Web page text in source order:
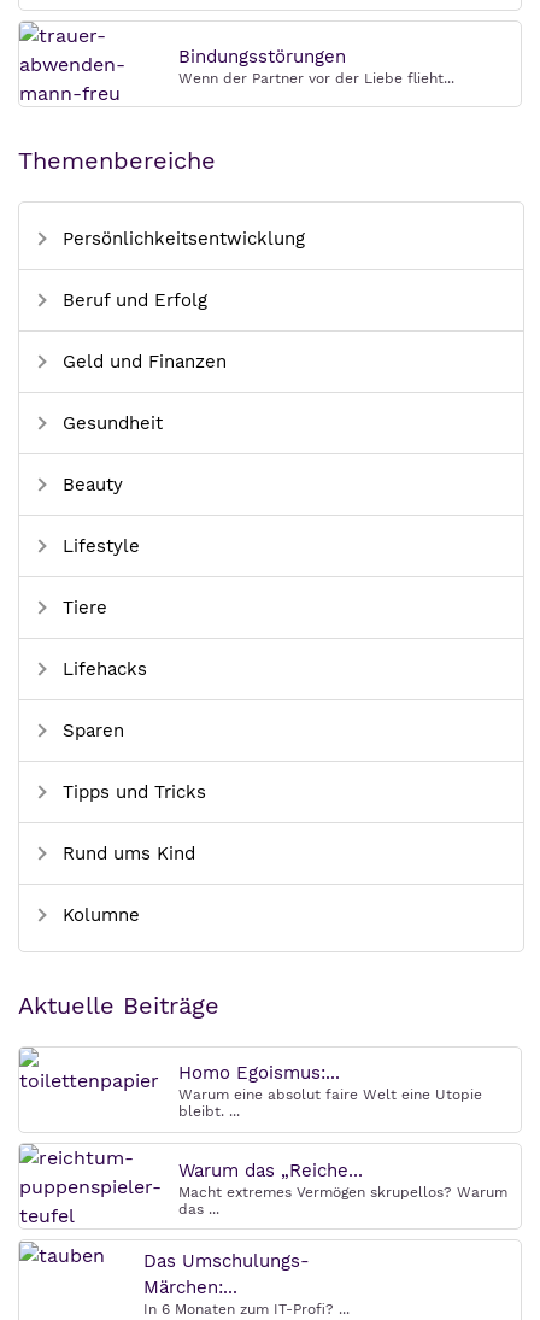
Bindungsstörungen
Wenn der Partner vor der Liebe flieht...
Themenbereiche
Persönlichkeitsentwicklung
Beruf und Erfolg
Geld und Finanzen
Gesundheit
Beauty
Lifestyle
Tiere
Lifehacks
Sparen
Tipps und Tricks
Rund ums Kind
Kolumne
Aktuelle Beiträge
Homo Egoismus:...
Warum eine absolut faire Welt eine Utopie
bleibt. ...
Warum das „Reiche...
Macht extremes Vermögen skrupellos? Warum
das ...
Das Umschulungs-
Märchen:...
In 6 Monaten zum IT-Profi? ...